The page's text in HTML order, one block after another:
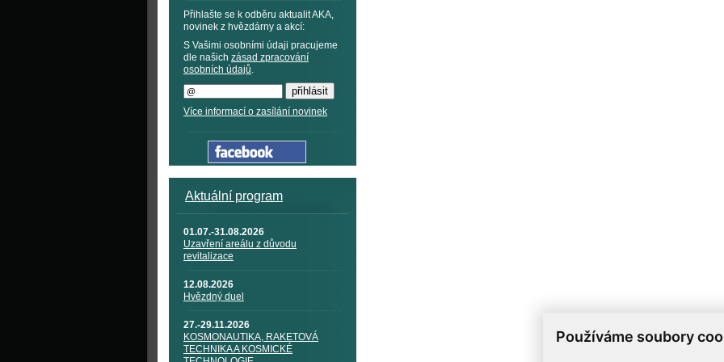
Používáme soubory
Přihlašte se k odběru aktualit AKA,
novinek z hvězdárny a akcí:
S Vašimi osobními údaji pracujeme
dle našich zásad zpracování
osobních údajů.
Více informací o zasílání novinek
Aktuální program
01.07.-31.08.2026
Uzavření areálu z důvodu
revitalizace
12.08.2026
Hvězdný duel
27.-29.11.2026
KOSMONAUTIKA, RAKETOVÁ
TECHNIKA A KOSMICKÉ